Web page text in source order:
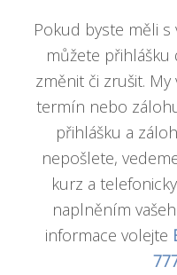
Pokud byste měli
můžete
změnit či zrušit.
termín nebo
přihlášku a
nepošlete,
kurz a
naplněním
informace volejte